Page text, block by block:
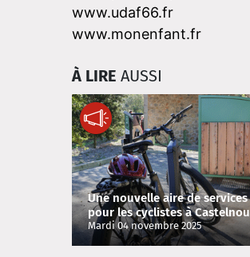
www.udaf66.fr
www.monenfant.fr
À LIRE AUSSI
Une nouvelle aire de services
pour les cyclistes à Castelnou
Mardi 04 novembre 2025